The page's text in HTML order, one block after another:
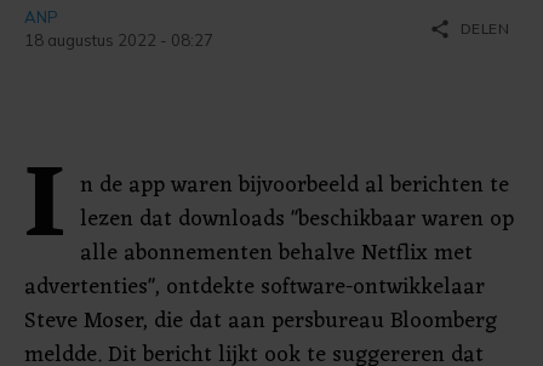
ANP
18 augustus 2022 - 08:27
share DELEN
I n de app waren bijvoorbeeld al berichten te
lezen dat downloads "beschikbaar waren op
alle abonnementen behalve Netflix met
advertenties", ontdekte software-ontwikkelaar
Steve Moser, die dat aan persbureau Bloomberg
meldde. Dit bericht lijkt ook te suggereren dat